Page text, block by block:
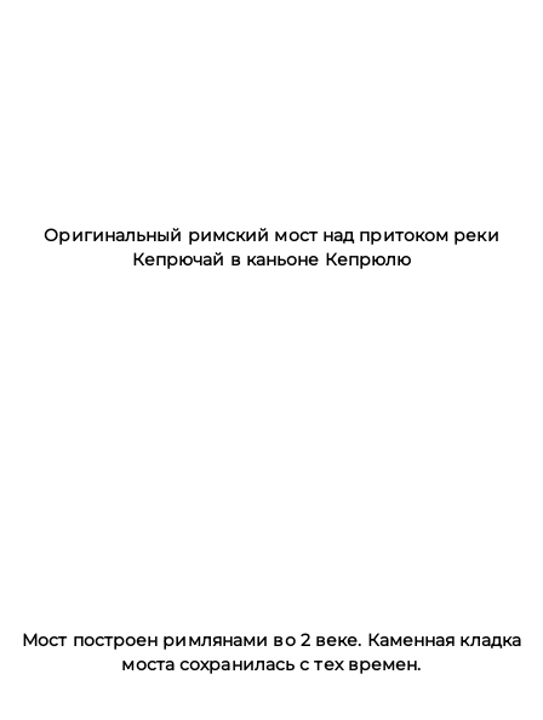
Оригинальный римский мост над притоком реки
Кепрючай в каньоне Кепрюлю
Мост построен римлянами во 2 веке. Каменная кладка
моста сохранилась с тех времен.